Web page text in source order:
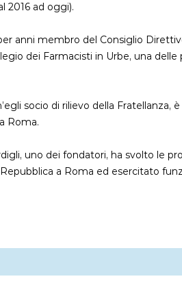
2016 ad oggi).
anni membro del Consiglio
dei Farmacisti in Urbe, una
socio di rilievo della Fratellanza,
Roma.
uno dei fondatori, ha svolto le
a Roma ed esercitato